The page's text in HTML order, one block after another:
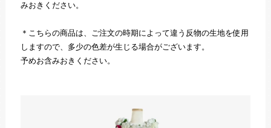
みおきください。
＊こちらの商品は、ご注文の時期によって違う反物の生地を使用
しますので、多少の色差が生じる場合がございます。
予めお含みおきください。